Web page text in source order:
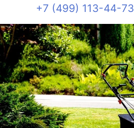
+7 (499) 113-44-73